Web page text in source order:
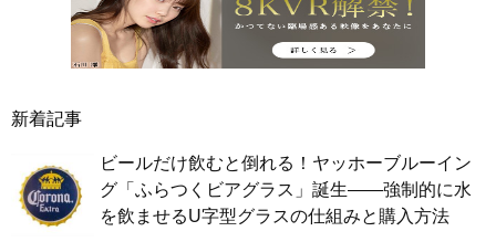
新着記事
ビールだけ飲むと倒れる！ヤッホーブルーイン
グ「ふらつくビアグラス」誕生——強制的に水
を飲ませるU字型グラスの仕組みと購入方法